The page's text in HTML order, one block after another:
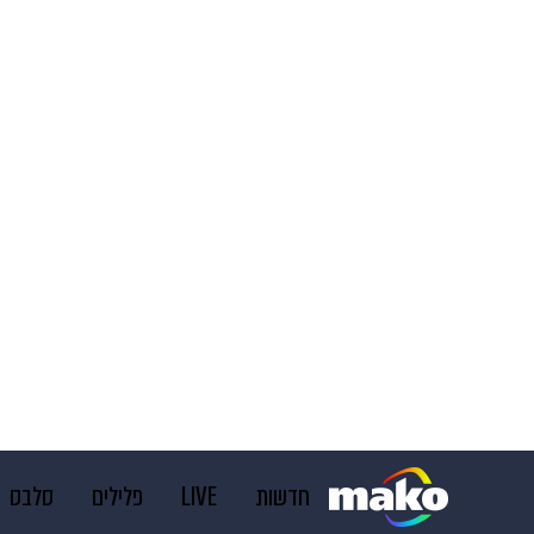
חדשות LIVE פלילים סלבס